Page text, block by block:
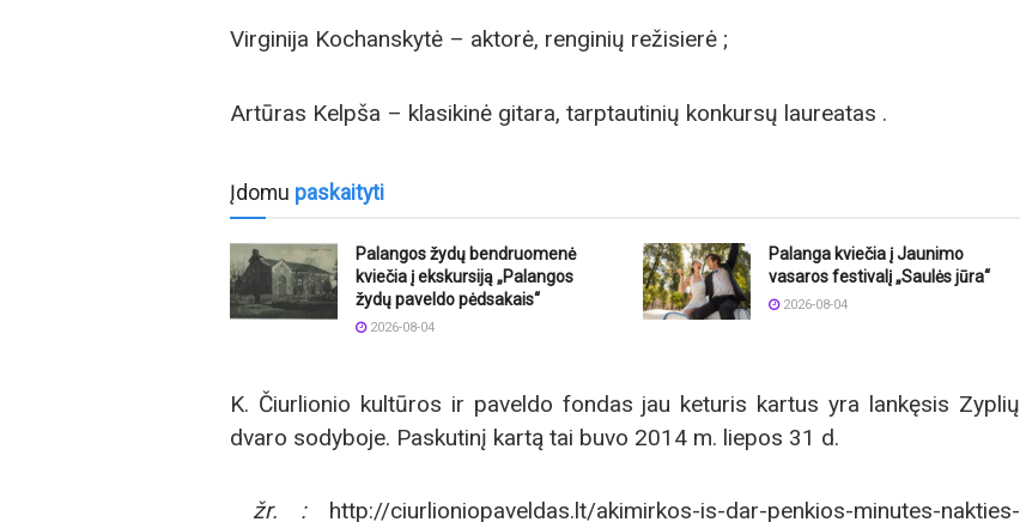
Virginija Kochanskytė – aktorė, renginių režisierė ;
Artūras Kelpša – klasikinė gitara, tarptautinių konkursų laureatas .
Įdomu paskaityti
Palangos žydų bendruomenė
kviečia į ekskursiją „Palangos
žydų paveldo pėdsakais“
2026-08-04
Palanga kviečia į Jaunimo
vasaros festivalį „Saulės jūra“
2026-08-04
K. Čiurlionio kultūros ir paveldo fondas jau keturis kartus yra lankęsis Zyplių
dvaro sodyboje. Paskutinį kartą tai buvo 2014 m. liepos 31 d.
žr. : http://ciurlioniopaveldas.lt/akimirkos-is-dar-penkios-minutes-nakties-